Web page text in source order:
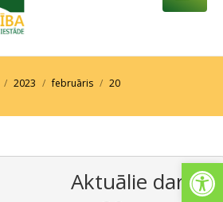
PAR MUMS
PAKALPOJUMI
2023 februāris 20
Aktuālie darbi